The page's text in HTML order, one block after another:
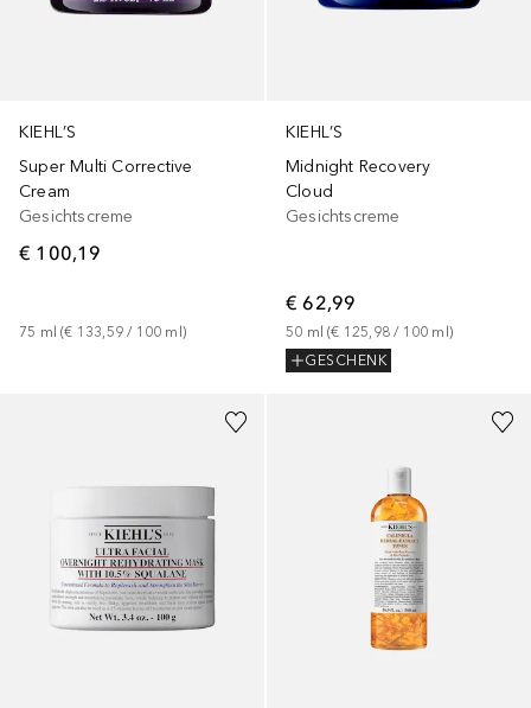
KIEHL’S
Super Multi Corrective
Cream
Gesichtscreme
€ 100,19
75 ml (€ 133,59 / 100 ml )
KIEHL’S
Midnight Recovery
Cloud
Gesichtscreme
€ 62,99
50 ml (€ 125,98 / 100 ml )
GESCHENK